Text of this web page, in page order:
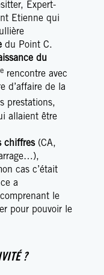
Expert-
Etienne qui
du Point C.
du
rencontre avec
d’affaire de la
prestations,
allaient être
chiffres(CA,
cas c’était
a
comprenant le
pour pouvoir le
?